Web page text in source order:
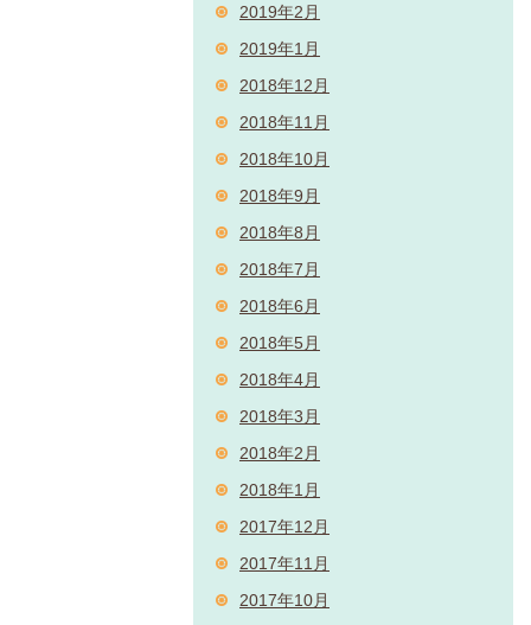
2019年2月
2019年1月
2018年12月
2018年11月
2018年10月
2018年9月
2018年8月
2018年7月
2018年6月
2018年5月
2018年4月
2018年3月
2018年2月
2018年1月
2017年12月
2017年11月
2017年10月